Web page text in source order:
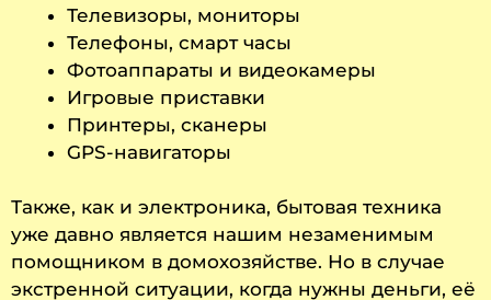
Телевизоры, мониторы
Телефоны, смарт часы
Фотоаппараты и видеокамеры
Игровые приставки
Принтеры, сканеры
GPS-навигаторы
Также, как и электроника, бытовая техника
уже давно является нашим незаменимым
помощником в домохозяйстве. Но в случае
экстренной ситуации, когда нужны деньги, её